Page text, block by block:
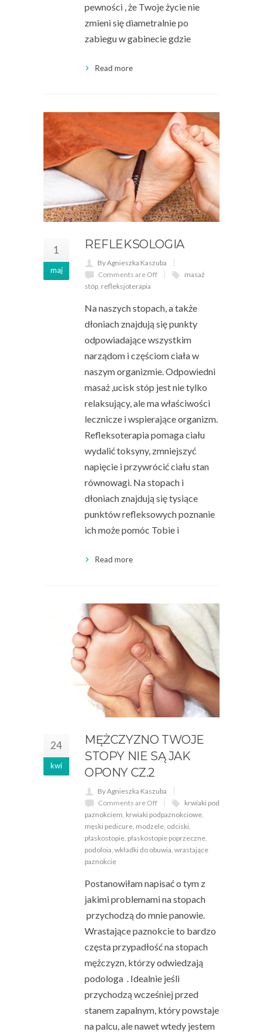
pewności , że Twoje życie nie
zmieni się diametralnie po
zabiegu w gabinecie gdzie
Read more
1
maj
REFLEKSOLOGIA
By Agnieszka Kaszuba
Comments are Off
masaż
stóp, refleksjoterapia
Na naszych stopach, a także
dłoniach znajdują się punkty
odpowiadające wszystkim
narządom i częściom ciała w
naszym organizmie. Odpowiedni
masaż ,ucisk stóp jest nie tylko
relaksujący, ale ma właściwości
lecznicze i wspierające organizm.
Refleksoterapia pomaga ciału
wydalić toksyny, zmniejszyć
napięcie i przywrócić ciału stan
równowagi. Na stopach i
dłoniach znajdują się tysiące
punktów refleksowych poznanie
ich może pomóc Tobie i
Read more
24
kwi
MĘŻCZYZNO TWOJE
STOPY NIE SĄ JAK
OPONY CZ.2
By Agnieszka Kaszuba
Comments are Off
krwiaki pod
paznokciem krwiaki podpaznokciowe
męski pedicure modzele odciski
płaskostopie płaskostopie poprzeczne
podoloia wkładki do obuwia wrastające
paznokcie
Postanowiłam napisać o tym z
jakimi problemami na stopach
przychodzą do mnie panowie.
Wrastające paznokcie to bardzo
częsta przypadłość na stopach
mężczyzn, którzy odwiedzają
podologa . Idealnie jeśli
przychodzą wcześniej przed
stanem zapalnym, który powstaje
na palcu, ale nawet wtedy jestem